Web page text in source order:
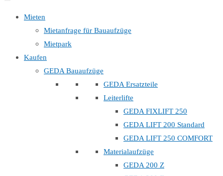
Mieten
Mietanfrage für Bauaufzüge
Mietpark
Kaufen
GEDA Bauaufzüge
GEDA Ersatzteile
Leiterlifte
GEDA FIXLIFT 250
GEDA LIFT 200 Standard
GEDA LIFT 250 COMFORT
Materialaufzüge
GEDA 200 Z